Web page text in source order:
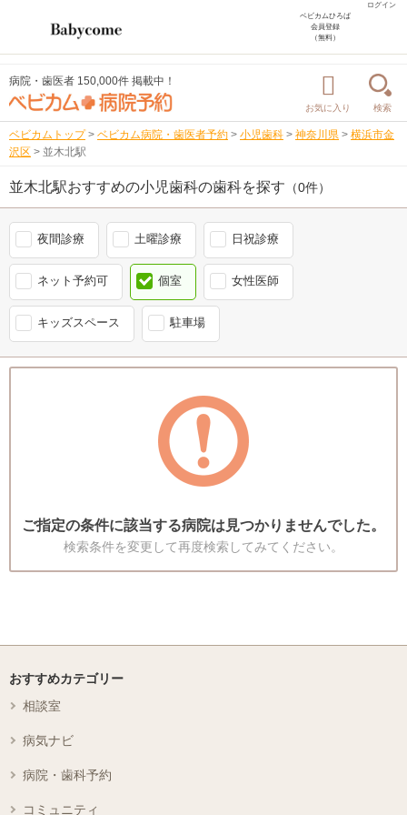
ログイン
ベビカムひろば
会員登録
（無料）
病院・歯医者 150,000件 掲載中！
お気に入り 検索
ベビカムトップ > ベビカム病院・歯医者予約 > 小児歯科 > 神奈川県 > 横浜市金
沢区 > 並木北駅
並木北駅おすすめの小児歯科の歯科を探す （0件）
夜間診療 土曜診療 日祝診療
ネット予約可 個室 女性医師
キッズスペース 駐車場
ご指定の条件に該当する病院は見つかりませんでした。
検索条件を変更して再度検索してみてください。
おすすめカテゴリー
相談室
病気ナビ
病院・歯科予約
コミュニティ